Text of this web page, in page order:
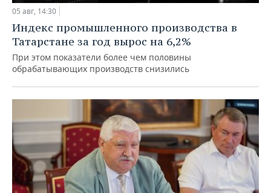
05 авг, 14:30
Индекс промышленного производства в
Татарстане за год вырос на 6,2%
При этом показатели более чем половины
обрабатывающих производств снизились